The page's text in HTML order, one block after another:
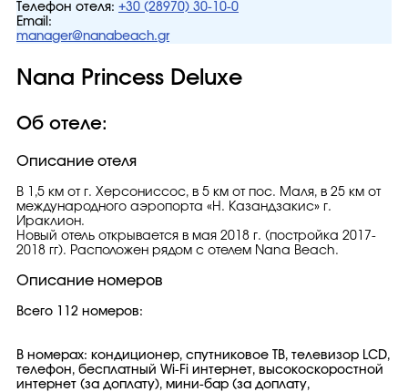
Телефон отеля: +30 (28970) 30-10-0
Email:
manager@nanabeach.gr
Nana Princess Deluxe
Об отеле:
Описание отеля
В 1,5 км от г. Херсониссос, в 5 км от пос. Маля, в 25 км от
международного аэропорта «Н. Казандзакис» г.
Ираклион.
Новый отель открывается в мая 2018 г. (постройка 2017-
2018 гг). Расположен рядом с отелем Nana Beach.
Описание номеров
Всего 112 номеров:
В номерах: кондиционер, спутниковое ТВ, телевизор LCD,
телефон, бесплатный Wi-Fi интернет, высокоскоростной
интернет (за доплату), мини-бар (за доплату,